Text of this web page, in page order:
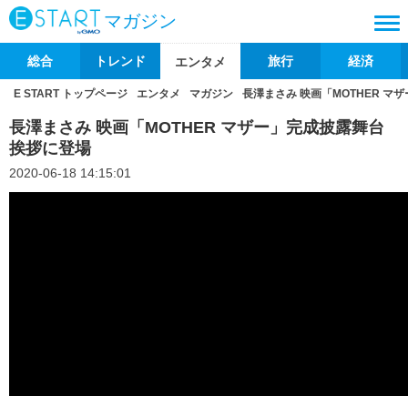
マガジン
総合 トレンド エンタメ 旅行 経済
E START トップページ エンタメ マガジン 長澤まさみ 映画「MOTHER マ
長澤まさみ 映画「MOTHER マザー」完成披露舞台
挨拶に登場
2020-06-18 14:15:01